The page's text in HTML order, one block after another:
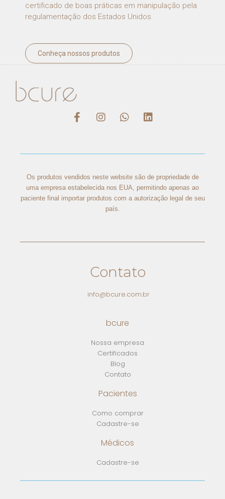
certificado de boas práticas em manipulação pela
regulamentação dos Estados Unidos.
Conheça nossos produtos
Os produtos vendidos neste website são de propriedade de
uma empresa estabelecida nos EUA, permitindo apenas ao
paciente final importar produtos com a autorização legal de seu
país.
Contato
info@bcure.com.br
bcure
Nossa empresa
Certificados
Blog
Contato
Pacientes
Como comprar
Cadastre-se
Médicos
Cadastre-se